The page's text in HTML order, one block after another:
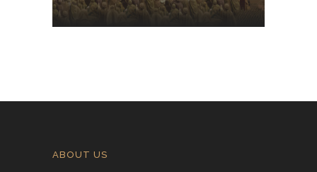
ABOUT US